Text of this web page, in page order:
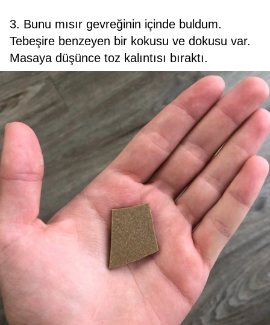
3. Bunu mısır gevreğinin içinde buldum.
Tebeşire benzeyen bir kokusu ve dokusu var.
Masaya düşünce toz kalıntısı bıraktı.